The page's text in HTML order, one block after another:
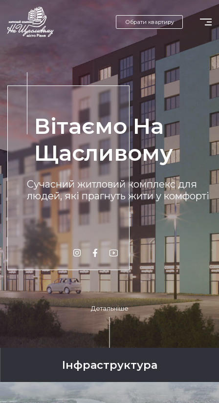
Обрати квартиру
Вітаємо На
Щасливому
Сучасний житловий комплекс для
людей, які прагнуть жити у комфорті
Детальніше
Інфраструктура